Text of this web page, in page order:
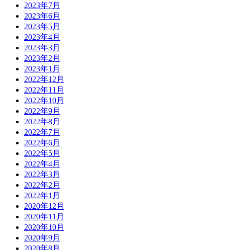
2023年7月
2023年6月
2023年5月
2023年4月
2023年3月
2023年2月
2023年1月
2022年12月
2022年11月
2022年10月
2022年9月
2022年8月
2022年7月
2022年6月
2022年5月
2022年4月
2022年3月
2022年2月
2022年1月
2020年12月
2020年11月
2020年10月
2020年9月